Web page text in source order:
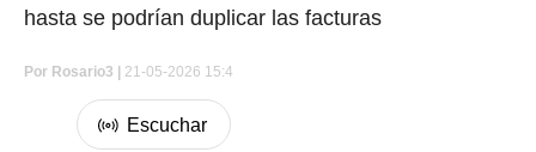
hasta se podrían duplicar las facturas
Por Rosario3 | 21-05-2026 15:4